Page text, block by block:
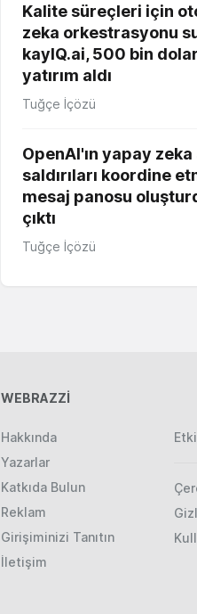
Kalite süreçleri için
zeka orkestrasyonu
kayIQ.ai, 500 bin
yatırım aldı
Tuğçe İçözü
OpenAI'ın yapay zeka
saldırıları koordine
mesaj panosu
çıktı
Tuğçe İçözü
WEBRAZZİ
Hakkında
Yazarlar
Katkıda Bulun
Reklam
Girişiminizi Tanıtın
İletişim